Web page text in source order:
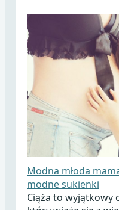
Modna młoda
modne sukienki
Ciąża to wyjątkowy